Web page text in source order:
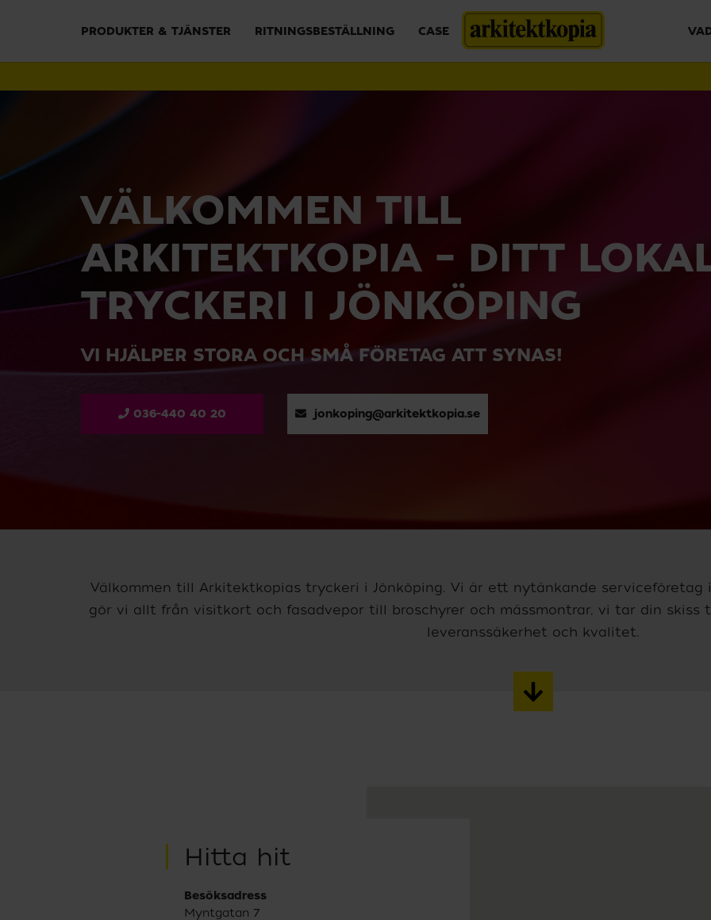
PRODUKTER & TJÄNSTER RITNINGSBESTÄLLNING CASE
VÄLKOMMEN TILL
ARKITEKTKOPIA – DITT
TRYCKERI I JÖNKÖPING
VI HJÄLPER STORA OCH SMÅ FÖRETAG ATT SYNAS!
036-440 40 20 jonkoping@arkitektkopia.se
Välkommen till Arkitektkopias tryckeri i Jönköping. Vi är ett nytänkande serviceföretag
gör vi allt från visitkort och fasadvepor till broschyrer och mässmontrar, vi tar din
leveranssäkerhet och kvalitet.
Hitta hit
Besöksadress
Myntgatan 7